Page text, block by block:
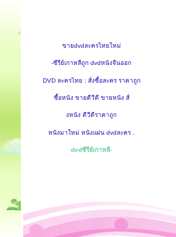
ขายdvdละครไทยใหม่
-ซีรีย์เกาหลีถูก dvdหนังจีนออก
DVD ละครไทย : สั่งซื้อละคร ราคาถูก
ซื้อหนัง ขายดีวีดี ขายหนัง สั่
งหนัง ดีวีดีราคาถูก
หนังมาใหม่ หนังแผ่น dvdละคร .
dvdซีรีย์เกาหลี-